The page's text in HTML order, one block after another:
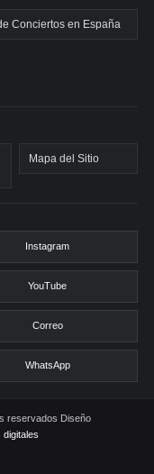
Conciertos en España
Mapa del Sitio
Instagram
YouTube
Correo
WhatsApp
reservados Diseño
digitales